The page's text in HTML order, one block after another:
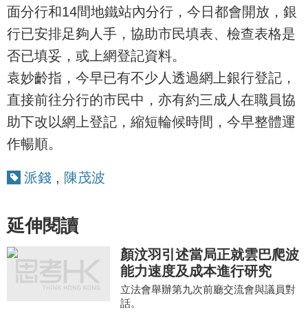
面分行和14間地鐵站內分行，今日都會開放，銀
行已安排足夠人手，協助市民填表、檢查表格是
否已填妥，或上網登記資料。
袁妙齡指，今早已有不少人透過網上銀行登記，
直接前往分行的市民中，亦有約三成人在職員協
助下改以網上登記，縮短輪候時間，今早整體運
作暢順。
派錢 , 陳茂波
延伸閱讀
顏汶羽引述當局正就雲巴爬波
能力速度及成本進行研究
立法會舉辦第九次前廳交流會與議員對
話。